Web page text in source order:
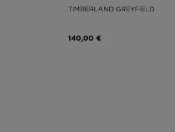
TIMBERLAND GREYFIELD
140,00 €